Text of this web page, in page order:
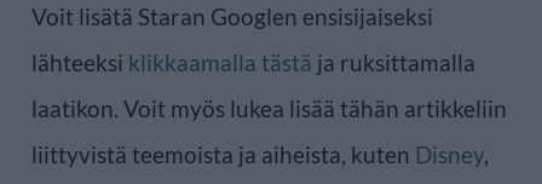
Voit lisätä Staran Googlen ensisijaiseksi
lähteeksi klikkaamalla tästä ja ruksittamalla
laatikon. Voit myös lukea lisää tähän artikkeliin
liittyvistä teemoista ja aiheista, kuten Disney,